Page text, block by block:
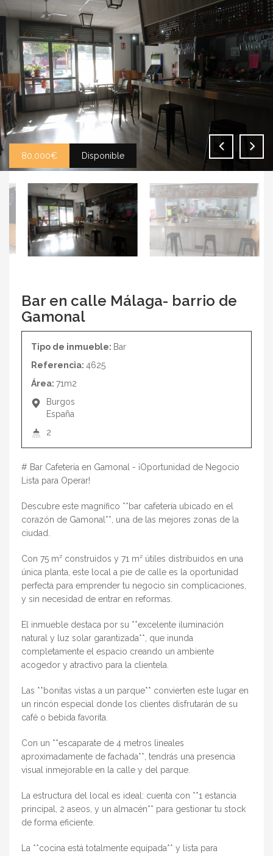
Bar en calle Málaga- barrio de
Gamonal
80,000€ Disponible
Tipo de inmueble: Bar
Referencia: 4625
Área: 71m2
Burgos
España
2
# Bar Cafetería en Gamonal - ¡Oportunidad de Negocio
Lista para Operar!
Descubre este magnífico **bar cafetería ubicado en el
corazón de Gamonal**, una de las mejores zonas de la
ciudad.
Con 75 m² construidos y 71 m² útiles distribuidos en una
única planta, este local a pie de calle es la oportunidad
perfecta para emprender tu negocio sin complicaciones,
y sin necesidad de entrar en reformas.
El inmueble destaca por su **excelente iluminación
natural y luz solar garantizada**, que inunda
completamente el espacio creando un ambiente
acogedor y atractivo para la clientela.
Las **bonitas vistas a un parque** convierten este lugar en
un rincón especial donde los clientes disfrutarán de su
café o bebida favorita.
Con un **escaparate de 4 metros lineales
aproximadamente de fachada**, tendrás una presencia
visual inmejorable en la calle y del parque.
La estructura del local es ideal: cuenta con **1 estancia
principal, 2 aseos, y un almacén** para gestionar tu stock
de forma eficiente.
La **cocina está totalmente equipada** y lista para